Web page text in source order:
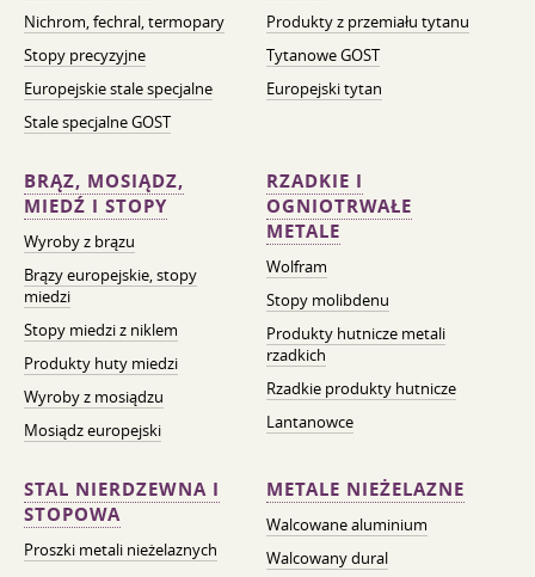
Nichrom, fechral, termopary
Stopy precyzyjne
Europejskie stale specjalne
Stale specjalne GOST
Produkty z przemiału tytanu
Tytanowe GOST
Europejski tytan
BRĄZ, MOSIĄDZ,
MIEDŹ I STOPY
Wyroby z brązu
Brązy europejskie, stopy
miedzi
Stopy miedzi z niklem
Produkty huty miedzi
Wyroby z mosiądzu
Mosiądz europejski
RZADKIE I
OGNIOTRWAŁE
METALE
Wolfram
Stopy molibdenu
Produkty hutnicze metali
rzadkich
Rzadkie produkty hutnicze
Lantanowce
STAL NIERDZEWNA I
STOPOWA
Proszki metali nieżelaznych
METALE NIEŻELAZNE
Walcowane aluminium
Walcowany dural